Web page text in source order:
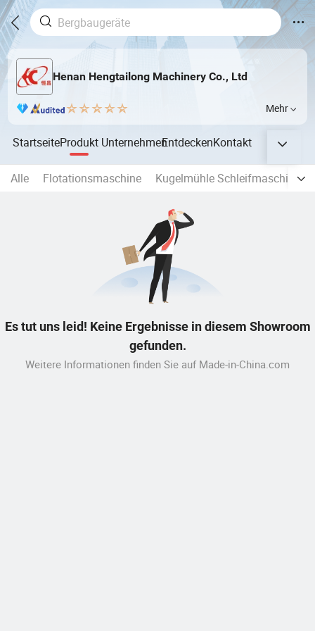
Henan Hengtailong Machinery Co., Ltd
Mehr
StartseiteProdukt UnternehmenEntdeckenKontakt
Alle Flotationsmaschine Kugelmühle Schleifmaschinen
Es tut uns leid! Keine Ergebnisse in diesem Showroom
gefunden.
Weitere Informationen finden Sie auf Made-in-China.com